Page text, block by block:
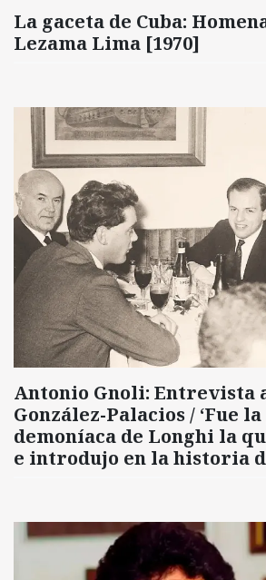
La gaceta de Cuba:
Lezama Lima [1970]
Antonio Gnoli: Entrevista
González-Palacios / ‘Fue
demoníaca de Longhi la
e introdujo en la historia